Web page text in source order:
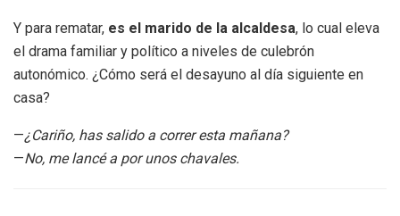
Y para rematar, es el marido de la alcaldesa, lo cual eleva
el drama familiar y político a niveles de culebrón
autonómico. ¿Cómo será el desayuno al día siguiente en
casa?
—¿Cariño, has salido a correr esta mañana?
—No, me lancé a por unos chavales.